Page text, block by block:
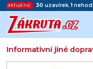
aktuálně: 30 uzavírek,1 nehod
Informativní jiné
Začátek